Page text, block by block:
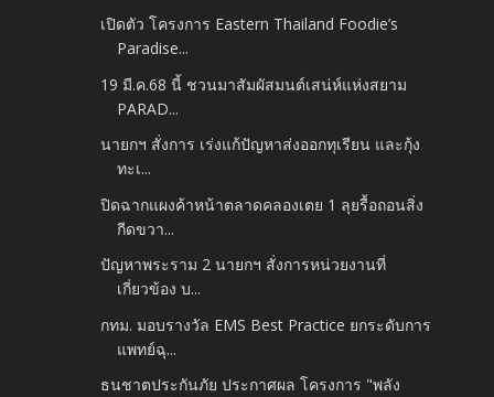
เปิดตัว โครงการ Eastern Thailand Foodie’s
Paradise...
19 มี.ค.68 นี้ ชวนมาสัมผัสมนต์เสน่ห์แห่งสยาม
PARAD...
นายกฯ สั่งการ เร่งแก้ปัญหาส่งออกทุเรียน และกุ้ง
ทะเ...
ปิดฉากแผงค้าหน้าตลาดคลองเตย 1 ลุยรื้อถอนสิ่ง
กีดขวา...
ปัญหาพระราม 2 นายกฯ สั่งการหน่วยงานที่
เกี่ยวข้อง บ...
กทม. มอบรางวัล EMS Best Practice ยกระดับการ
แพทย์ฉุ...
ธนชาตประกันภัย ประกาศผล โครงการ "พลัง